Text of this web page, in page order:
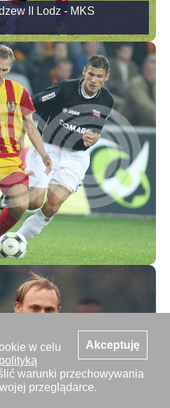
Akceptuję
w celu
polityką
warunki przechowywania
przeglądarce.
II Lodz - MKS